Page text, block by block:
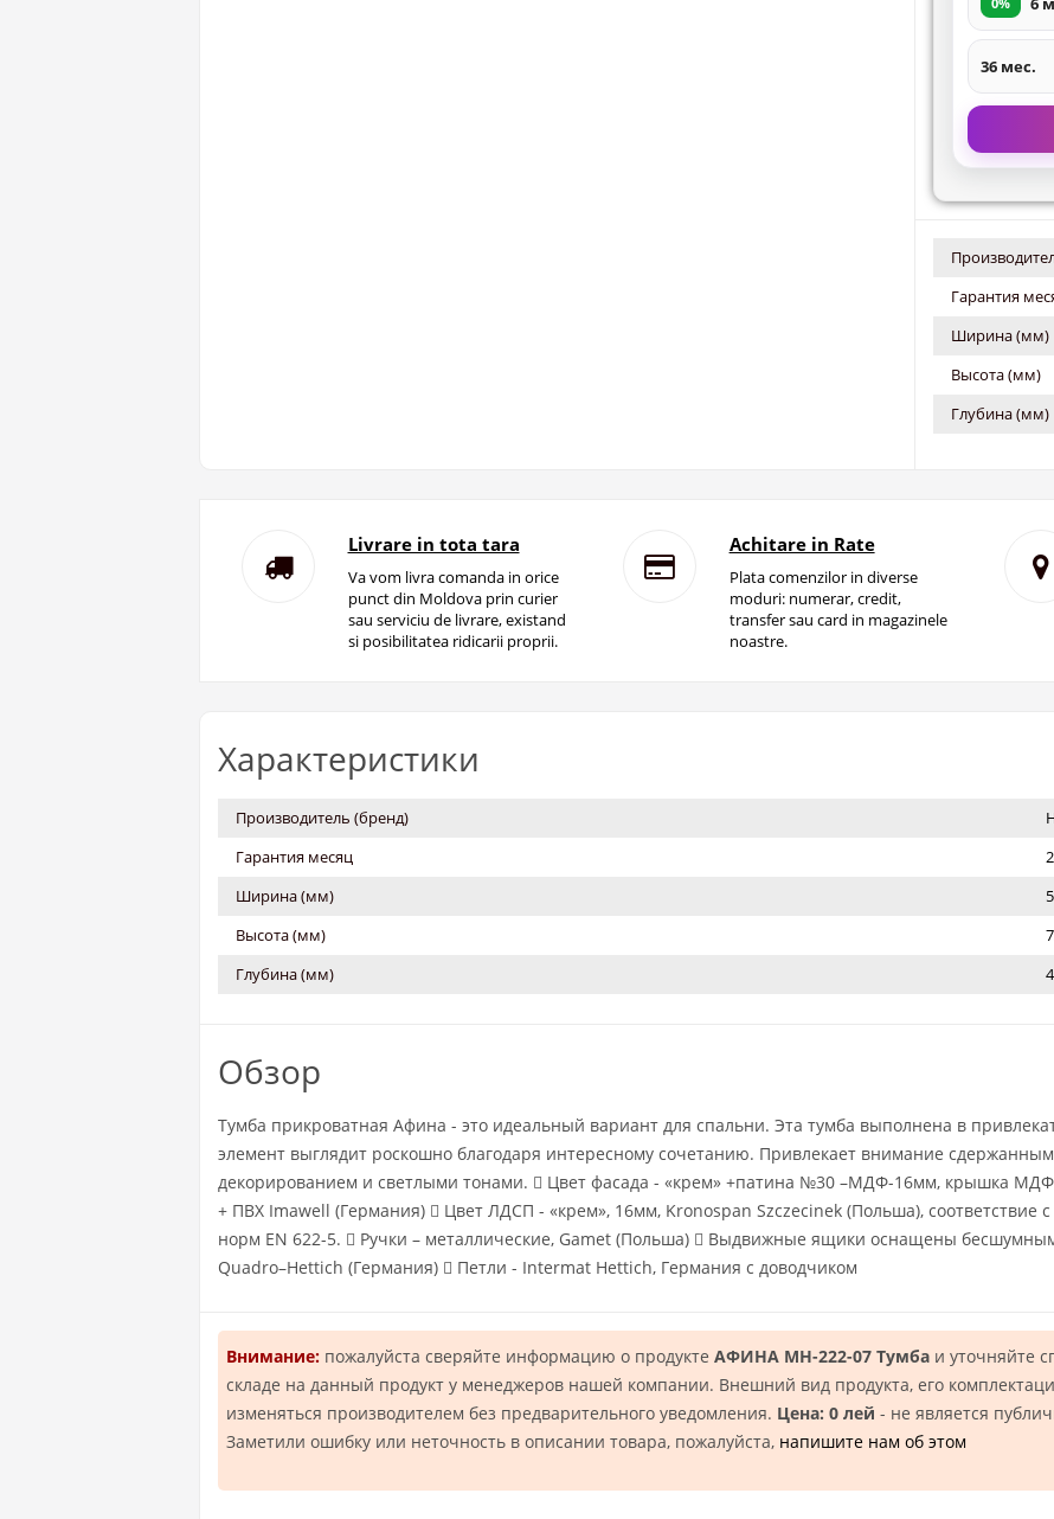
36 мес.
Гарантия
Ширина (мм)
Высота (мм)
Глубина (мм)
Livrare in tota tara
Va vom livra comanda in orice
punct din Moldova prin curier
sau serviciu de livrare, existand
si posibilitatea ridicarii proprii.
Achitare in Rate
Plata comenzilor in diverse
moduri: numerar, credit,
transfer sau card in magazinele
noastre.
Характеристики
Производитель (бренд)
Гарантия месяц
Ширина (мм)
Высота (мм)
Глубина (мм)
Обзор
Тумба прикроватная Афина - это идеальный вариант для спальни. Эта тумба выполнена в
элемент выглядит роскошно благодаря интересному сочетанию. Привлекает внимание
декорированием и светлыми тонами.  Цвет фасада - «крем» +патина №30 –МДФ-16мм, крышка
+ ПВХ Imawell (Германия)  Цвет ЛДСП - «крем», 16мм, Kronospan Szczecinek (Польша), соответствие
норм EN 622-5.  Ручки – металлические, Gamet (Польша)  Выдвижные ящики оснащены
Quadro–Hettich (Германия)  Петли - Intermat Hettich, Германия с доводчиком
Внимание: пожалуйста сверяйте информацию о продукте АФИНА МН-222-07 Тумба и уточняйте
складе на данный продукт у менеджеров нашей компании. Внешний вид продукта, его
изменяться производителем без предварительного уведомления. Цена: 0 лей - не является
Заметили ошибку или неточность в описании товара, пожалуйста, напишите нам об этом